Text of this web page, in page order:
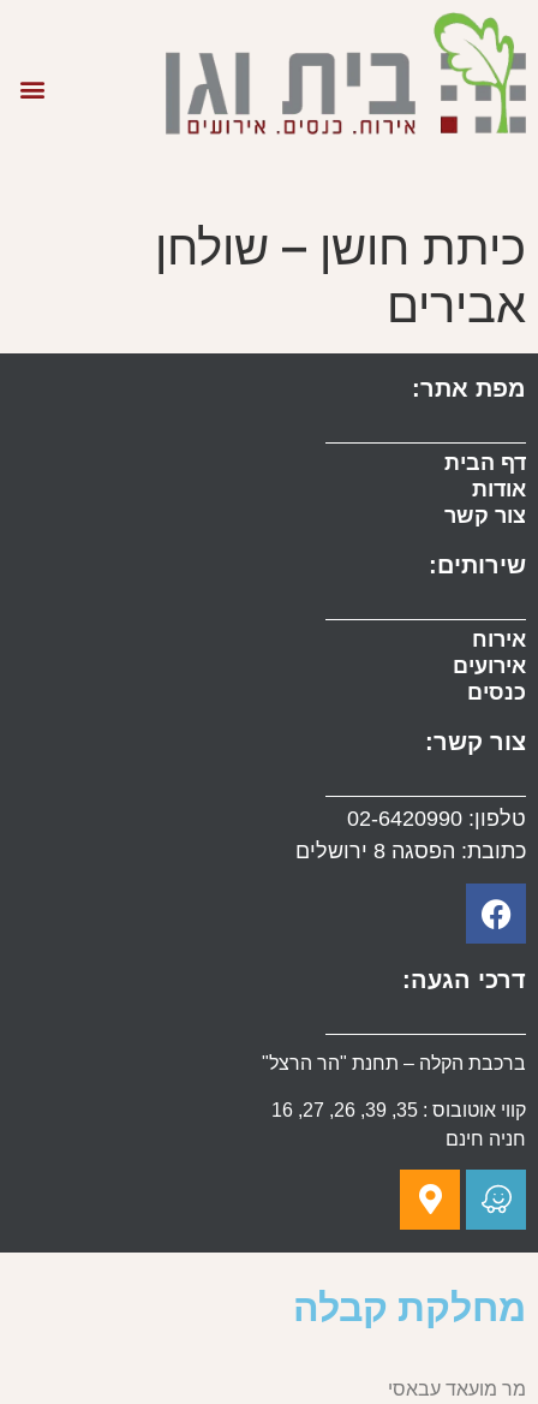
כיתת חושן – שולחן
אבירים
מפת אתר:
דף הבית
אודות
צור קשר
שירותים:
אירוח
אירועים
כנסים
צור קשר:
טלפון: 02-6420990
כתובת: הפסגה 8 ירושלים
דרכי הגעה:
ברכבת הקלה – תחנת "הר הרצל"
קווי אוטובוס : 35, 39, 26, 27, 16
חניה חינם
מחלקת קבלה
מר מועאד עבאסי